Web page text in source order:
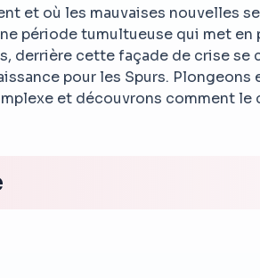
et où les mauvaises nouvelles
période tumultueuse qui met en
derrière cette façade de crise se
pour les Spurs. Plongeons
et découvrons comment le